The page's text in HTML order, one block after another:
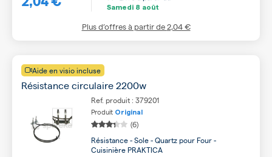
Samedi 8 août
Plus d’offres à partir de2,04 €
Aide en visio incluse
Résistance circulaire 2200w
Ref. produit : 379201
Produit Original
(6)
Résistance - Sole - Quartz pour Four -
Cuisinière PRAKTICA